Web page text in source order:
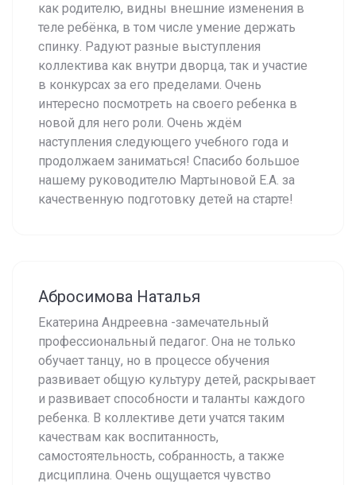
как родителю, видны внешние изменения в
теле ребёнка, в том числе умение держать
спинку. Радуют разные выступления
коллектива как внутри дворца, так и участие
в конкурсах за его пределами. Очень
интересно посмотреть на своего ребенка в
новой для него роли. Очень ждём
наступления следующего учебного года и
продолжаем заниматься! Спасибо большое
нашему руководителю Мартыновой Е.А. за
качественную подготовку детей на старте!
Абросимова Наталья
Екатерина Андреевна -замечательный
профессиональный педагог. Она не только
обучает танцу, но в процессе обучения
развивает общую культуру детей, раскрывает
и развивает способности и таланты каждого
ребенка. В коллективе дети учатся таким
качествам как воспитанность,
самостоятельность, собранность, а также
дисциплина. Очень ощущается чувство